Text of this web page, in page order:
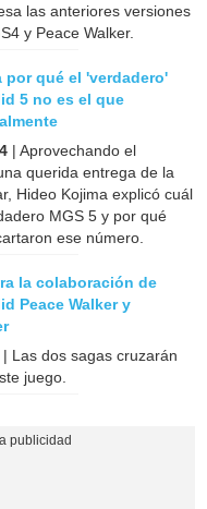
las anteriores versiones
y Peace Walker.
por qué el 'verdadero'
5 no es el que
| Aprovechando el
querida entrega de la
Hideo Kojima explicó cuál
MGS 5 y por qué
ese número.
la colaboración de
Peace Walker y
| Las dos sagas cruzarán
juego.